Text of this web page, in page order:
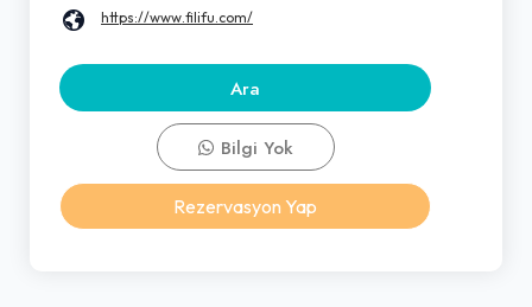
https://www.filifu.com/
Ara
Bilgi Yok
Rezervasyon Yap